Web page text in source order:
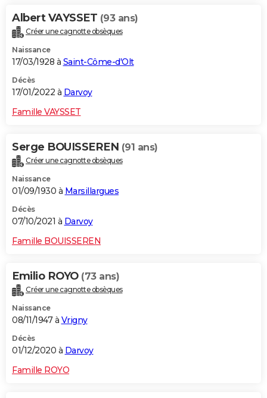
Albert VAYSSET (93 ans)
Créer une cagnotte obsèques
Naissance
17/03/1928 à Saint-Côme-d'Olt
Décès
17/01/2022 à Darvoy
Famille VAYSSET
Serge BOUISSEREN (91 ans)
Créer une cagnotte obsèques
Naissance
01/09/1930 à Marsillargues
Décès
07/10/2021 à Darvoy
Famille BOUISSEREN
Emilio ROYO (73 ans)
Créer une cagnotte obsèques
Naissance
08/11/1947 à Vrigny
Décès
01/12/2020 à Darvoy
Famille ROYO